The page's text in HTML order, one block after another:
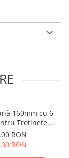
160mm cu 6
Trotinete
G4 (Model
KuKirin G2 –
RON
RON